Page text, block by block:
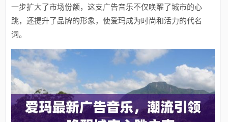
一步扩大了市场份额，这支广告音乐不仅唤醒了城市的心
跳，还提升了品牌的形象，使爱玛成为时尚和活力的代名
词。